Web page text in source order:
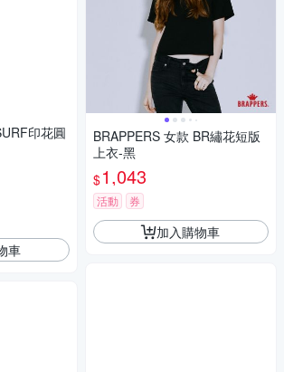
印花圓
車
BRAPPERS 女款 BR繡花短版
上衣-黑
$1,043
活動 券
加入購物車